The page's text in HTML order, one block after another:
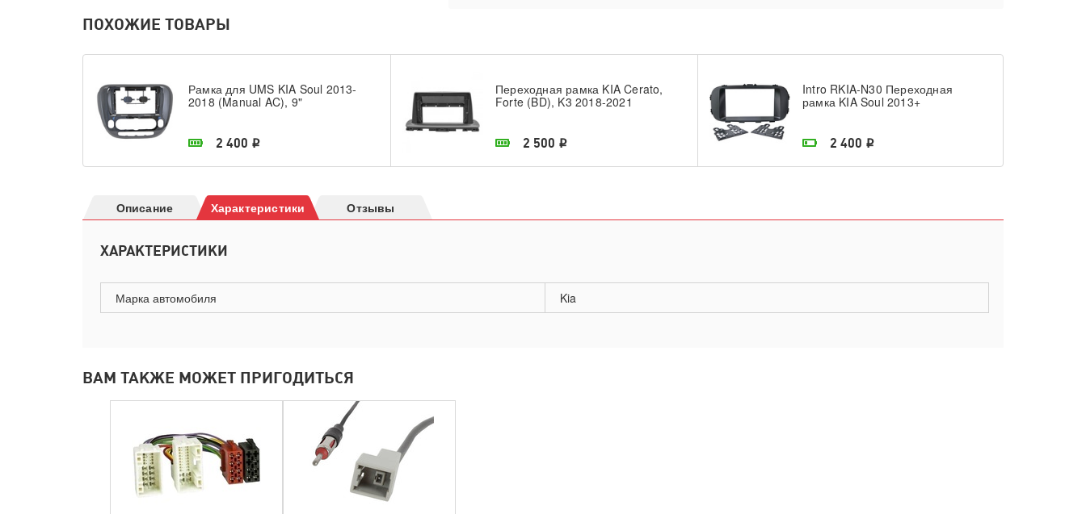
ПОХОЖИЕ ТОВАРЫ
Рамка для UMS KIA Soul 2013-
2018 (Manual AC), 9"
В наличии в магазине
2 400 i
Переходная рамка KIA Cerato,
Forte (BD), K3 2018-2021
В наличии в магазине
2 500 i
Intro RKIA-N30 Переходная
рамка KIA Soul 2013+
На складе поставщика
2 400 i
Описание Характеристики Отзывы
ХАРАКТЕРИСТИКИ
Марка автомобиля Kia
ВАМ ТАКЖЕ МОЖЕТ ПРИГОДИТЬСЯ